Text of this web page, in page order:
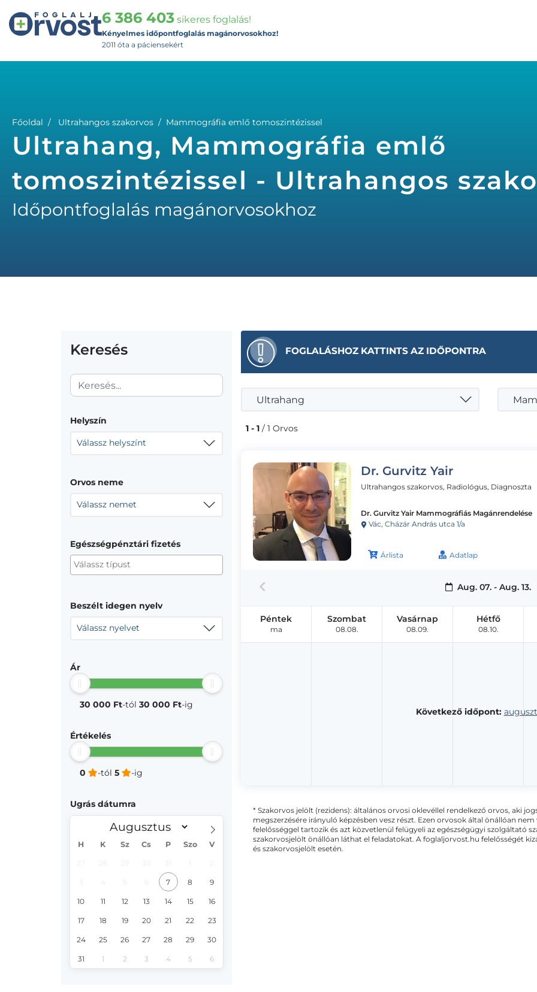
6 386 403 sikeres foglalás!
Kényelmes időpontfoglalás magánorvosokhoz!
2011 óta a páciensekért
Főoldal Ultrahangos szakorvos Mammográfia emlő tomoszintézissel
Ultrahang, Mammográfia emlő
tomoszintézissel - Ultrahangos
Időpontfoglalás magánorvosokhoz
Keresés
Helyszín
Válassz helyszínt
Orvos neme
Válassz nemet
Egészségpénztári fizetés
Beszélt idegen nyelv
Válassz nyelvet
Ár
30 000 Ft-tól 30 000 Ft-ig
Értékelés
0 -tól 5 -ig
Ugrás dátumra
H K Sz Cs P Szo V
7 8 9
10 11 12 13 14 15 16
17 18 19 20 21 22 23
24 25 26 27 28 29 30
31 1 2 3 4 5 6
FOGLALÁSHOZ KATTINTS AZ IDŐPONTRA
Ultrahang
1 - 1 / 1 Orvos
Dr. Gurvitz Yair
Ultrahangos szakorvos, Radiológus, Diagnoszta
Dr. Gurvitz Yair Mammográfiás Magánrendelése
Vác, Cházár András utca 1/a
Árlista Adatlap
Aug. 07. - Aug. 13.
Következő időpont:
Péntek
ma
Szombat
08.08.
Vasárnap
08.09.
Hétfő
08.10.
* Szakorvos jelölt (rezidens): általános orvosi oklevéllel rendelkező orvos, aki
megszerzésére irányuló képzésben vesz részt. Ezen orvosok által önállóan
felelősséggel tartozik és azt közvetlenül felügyeli az egészségügyi szolgáltató
szakorvosjelölt önállóan láthat el feladatokat. A foglaljorvost.hu felelősségét
és szakorvosjelölt esetén.